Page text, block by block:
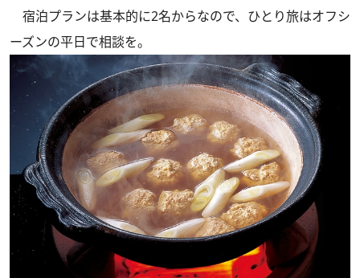
宿泊プランは基本的に2名からなので、ひとり旅はオフシ
ーズンの平日で相談を。